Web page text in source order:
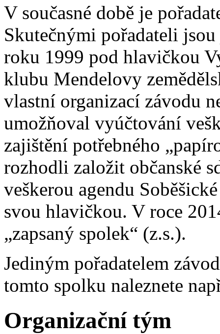
V současné době je
Skutečnými pořadateli
roku 1999 pod hlavičkou
klubu Mendelovy
vlastní organizací závodu
umožňoval vyúčtování
zajištění potřebného
rozhodli založit občanské
veškerou agendu
svou hlavičkou. V roce
„zapsaný spolek“ (z.s.).
Jediným pořadatelem
tomto spolku naleznete
Organizační tým